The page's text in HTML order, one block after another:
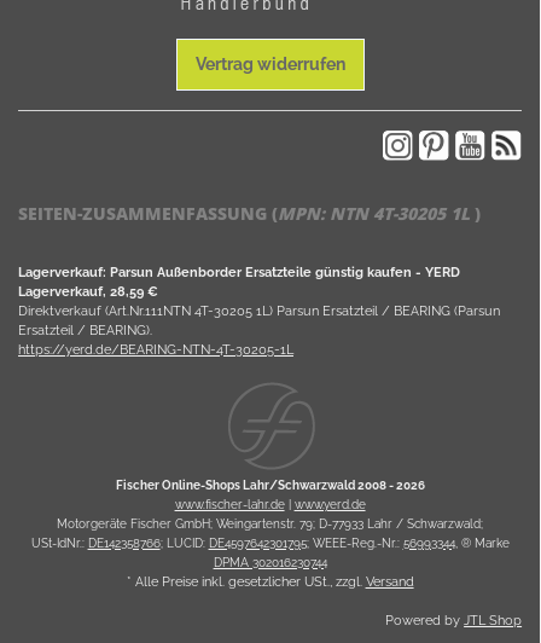
Vertrag widerrufen
SEITEN-ZUSAMMENFASSUNG (MPN: NTN 4T-30205 1L )
Lagerverkauf: Parsun Außenborder Ersatzteile günstig kaufen - YERD
Lagerverkauf, 28,59 €
Direktverkauf (Art.Nr.111NTN 4T-30205 1L) Parsun Ersatzteil / BEARING (Parsun
Ersatzteil / BEARING).
https://yerd.de/BEARING-NTN-4T-30205-1L
Fischer Online-Shops Lahr/Schwarzwald 2008 -2026
www.fischer-lahr.de| www.yerd.de
Motorgeräte Fischer GmbH; Weingartenstr. 79; D-77933 Lahr / Schwarzwald;
USt-IdNr.: DE142358766; LUCID: DE4597642301795; WEEE-Reg.-Nr.: 56993344, ® Marke
DPMA 302016230744
* Alle Preise inkl. gesetzlicher USt., zzgl. Versand
Powered byJTL Shop